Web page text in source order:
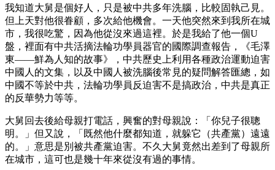
我知道大舅是個好人，只是被中共多年洗腦，比較固執己見。
但上天對他很眷顧，多次給他機會。一天他突然來到我所在城
市，我很吃驚，因為他從沒來過這裡。於是我給了他一個U
盤，裡面有中共活摘法輪功學員器官的國際調查報告，《毛澤
東——鮮為人知的故事》，中共歷史上利用各種政治運動迫害
中國人的文集，以及中國人被洗腦後常見的疑問解答匯總，如
中國不等於中共，法輪功學員反迫害不是搞政治，中共是真正
的反華勢力等等。
大舅回去後給母親打電話，興奮的對母親說：「你兒子很聰
明。」但又說，「既然他什麼都知道，就躲它（共產黨）遠遠
的。」意思是別被共產黨迫害。不久大舅竟然出差到了母親所
在城市，這可也是幾十年來從沒有過的事情。